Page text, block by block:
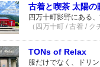
古着と喫茶 太陽の
四万十町影野にある
（四万十町 / 古着 / ク
TONs of Relax
服だけでなく、ドリ